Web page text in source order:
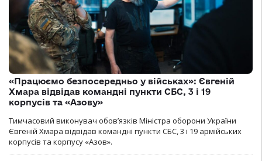
«Працюємо безпосередньо у військах»: Євгеній
Хмара відвідав командні пункти СБС, 3 і 19
корпусів та «Азову»
Тимчасовий виконувач обов’язків Міністра оборони України
Євгеній Хмара відвідав командні пункти СБС, 3 і 19 армійських
корпусів та корпусу «Азов».